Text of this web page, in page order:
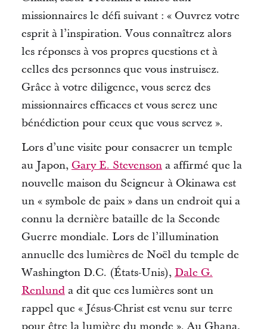
missionnaires le défi suivant : « Ouvrez votre
esprit à l’inspiration. Vous connaîtrez alors
les réponses à vos propres questions et à
celles des personnes que vous instruisez.
Grâce à votre diligence, vous serez des
missionnaires efficaces et vous serez une
bénédiction pour ceux que vous servez ».
Lors d’une visite pour consacrer un temple
au Japon, Gary E. Stevensona affirmé que la
nouvelle maison du Seigneur à Okinawa est
un « symbole de paix » dans un endroit qui a
connu la dernière bataille de la Seconde
Guerre mondiale. Lors de l’illumination
annuelle des lumières de Noël du temple de
Washington D.C. (États-Unis), Dale G.
Renlunda dit que ces lumières sont un
rappel que « Jésus-Christ est venu sur terre